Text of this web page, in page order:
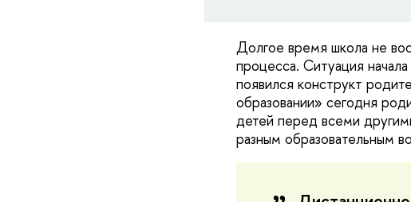
Долгое время школа не
процесса. Ситуация
появился конструкт
образовании» сегодня
детей перед всеми
разным образовательным